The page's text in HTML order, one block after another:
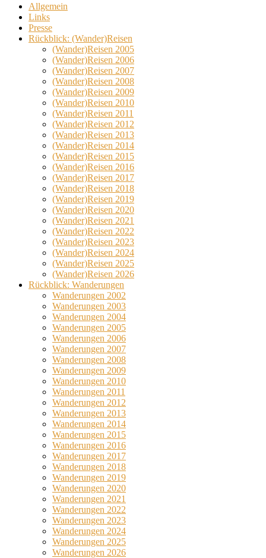
Allgemein
Links
Presse
Rückblick: (Wander)Reisen
(Wander)Reisen 2005
(Wander)Reisen 2006
(Wander)Reisen 2007
(Wander)Reisen 2008
(Wander)Reisen 2009
(Wander)Reisen 2010
(Wander)Reisen 2011
(Wander)Reisen 2012
(Wander)Reisen 2013
(Wander)Reisen 2014
(Wander)Reisen 2015
(Wander)Reisen 2016
(Wander)Reisen 2017
(Wander)Reisen 2018
(Wander)Reisen 2019
(Wander)Reisen 2020
(Wander)Reisen 2021
(Wander)Reisen 2022
(Wander)Reisen 2023
(Wander)Reisen 2024
(Wander)Reisen 2025
(Wander)Reisen 2026
Rückblick: Wanderungen
Wanderungen 2002
Wanderungen 2003
Wanderungen 2004
Wanderungen 2005
Wanderungen 2006
Wanderungen 2007
Wanderungen 2008
Wanderungen 2009
Wanderungen 2010
Wanderungen 2011
Wanderungen 2012
Wanderungen 2013
Wanderungen 2014
Wanderungen 2015
Wanderungen 2016
Wanderungen 2017
Wanderungen 2018
Wanderungen 2019
Wanderungen 2020
Wanderungen 2021
Wanderungen 2022
Wanderungen 2023
Wanderungen 2024
Wanderungen 2025
Wanderungen 2026